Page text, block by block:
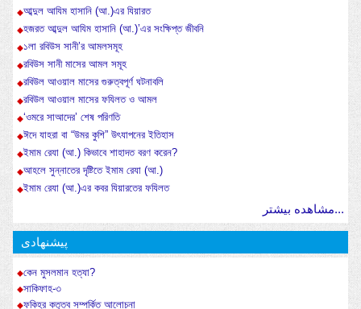
আব্দুল আযিম হাসানি (আ.)এর যিয়ারত
হজরত আব্দুল আযিম হাসানি (আ.)’এর সংক্ষিপ্ত জীবনি
১লা রবিউস সানী’র আমলসমূহ
রবিউস সানী মাসের আমল সমূহ
রবিউল আওয়াল মাসের গুরুত্বপূর্ণ ঘটনাবলি
রবিউল আওয়াল মাসের ফযিলত ও আমল
‘ওমরে সাআদের’ শেষ পরিণতি
ঈদে যাহরা বা “উমর কুশি” উৎযাপনের ইতিহাস
ইমাম রেযা (আ.) কিভাবে শাহাদত বরণ করেন?
আহলে সুন্নাতের দৃষ্টিতে ইমাম রেযা (আ.)
ইমাম রেযা (আ.)এর কবর যিয়ারতের ফযিলত
مشاهده بیشتر...
پیشنهادی
কেন মুসলমান হত্যা?
সাকিফাহ-৩
ফকিহর কতৃত্ব সম্পর্কিত আলোচনা